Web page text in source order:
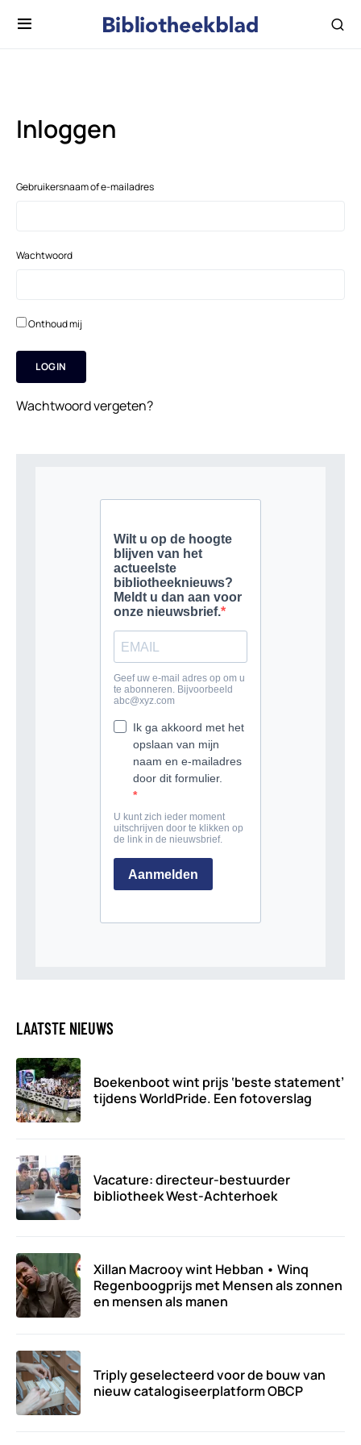
Inloggen
Gebruikersnaam of e-mailadres
Wachtwoord
Onthoud mij
Wachtwoord vergeten?
LAATSTE NIEUWS
Boekenboot wint prijs ‘beste statement’
tijdens WorldPride. Een fotoverslag
Vacature: directeur-bestuurder
bibliotheek West-Achterhoek
Xillan Macrooy wint Hebban • Winq
Regenboogprijs met Mensen als zonnen
en mensen als manen
Triply geselecteerd voor de bouw van
nieuw catalogiseerplatform OBCP